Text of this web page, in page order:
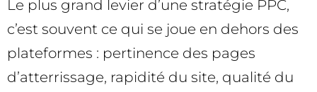
Le plus grand levier d’une stratégie PPC,
c’est souvent ce qui se joue en dehors des
plateformes : pertinence des pages
d’atterrissage, rapidité du site, qualité du